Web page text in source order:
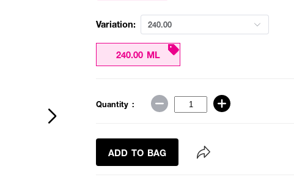
Variation: 240.00
240.00 ML
Quantity :
ADD TO BAG